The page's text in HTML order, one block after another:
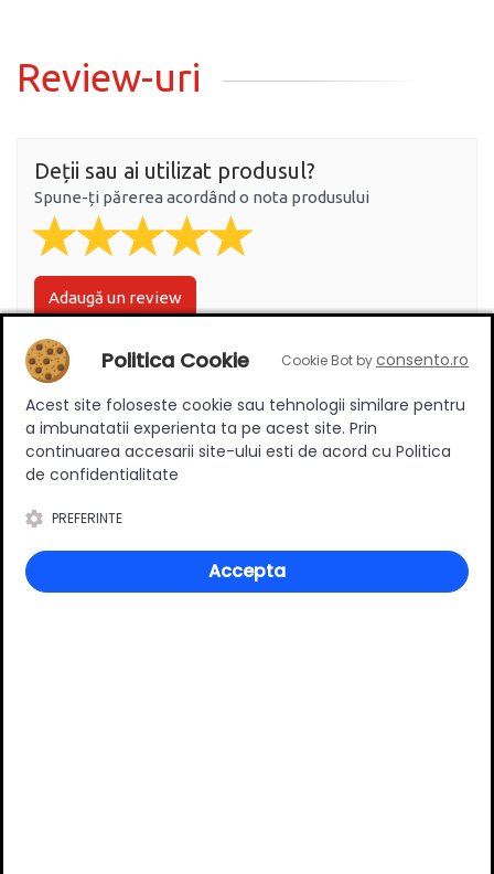
Review-uri
Deții sau ai utilizat produsul?
Spune-ți părerea acordând o nota produsului
Adaugă un review
Ratingul general al produsului
Întrebări și răspunsuri
Politica Cookie Cookie Bot byconsento.ro
Acest site foloseste cookie sau tehnologii similare pentru
a imbunatatii experienta ta pe acest site. Prin
continuarea accesarii site-ului esti de acord cu Politica
de confidentialitate
PREFERINTE
Accepta